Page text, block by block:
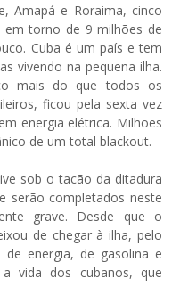
Amapá e Roraima, cinco
torno de 9 milhões de
Cuba é um país e tem
vivendo na pequena ilha.
mais do que todos os
ficou pela sexta vez
energia elétrica. Milhões
de um total blackout.
sob o tacão da ditadura
serão completados neste
grave. Desde que o
de chegar à ilha, pelo
energia, de gasolina e
vida dos cubanos, que